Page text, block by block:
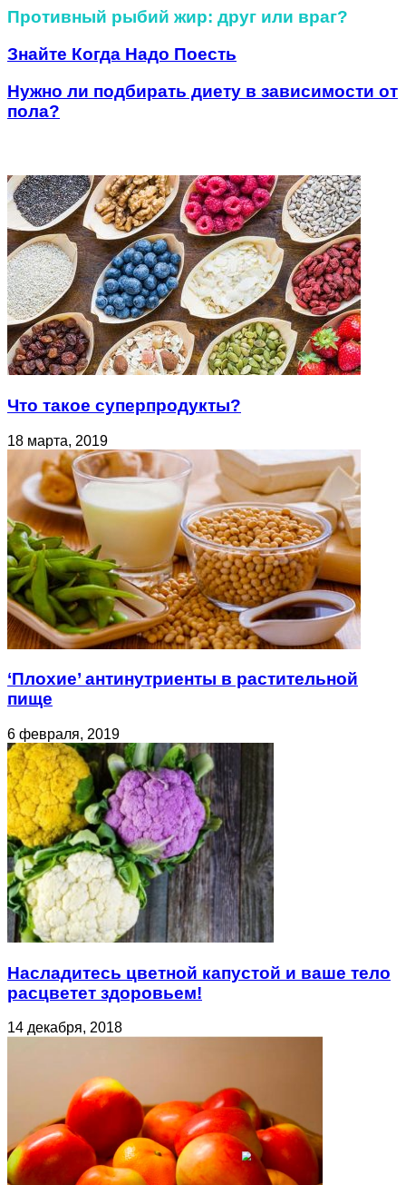
Противный рыбий жир: друг или враг?
Знайте Когда Надо Поесть
Нужно ли подбирать диету в зависимости от
пола?
Что такое суперпродукты?
18 марта, 2019
‘Плохие’ антинутриенты в растительной
пище
6 февраля, 2019
Насладитесь цветной капустой и ваше тело
расцветет здоровьем!
14 декабря, 2018